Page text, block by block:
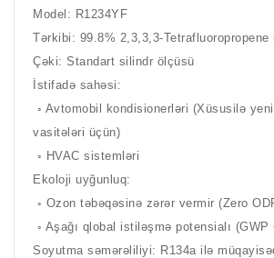
Model: R1234YF
Tərkibi: 99.8% 2,3,3,3-Tetrafluoropropene
Çəki: Standart silindr ölçüsü
İstifadə sahəsi:
◦ Avtomobil kondisionerləri (Xüsusilə
vasitələri üçün)
◦ HVAC sistemləri
Ekoloji uyğunluq:
◦ Ozon təbəqəsinə zərər vermir (Zero
◦ Aşağı qlobal istiləşmə potensialı (GWP
Soyutma səmərəliliyi: R134a ilə